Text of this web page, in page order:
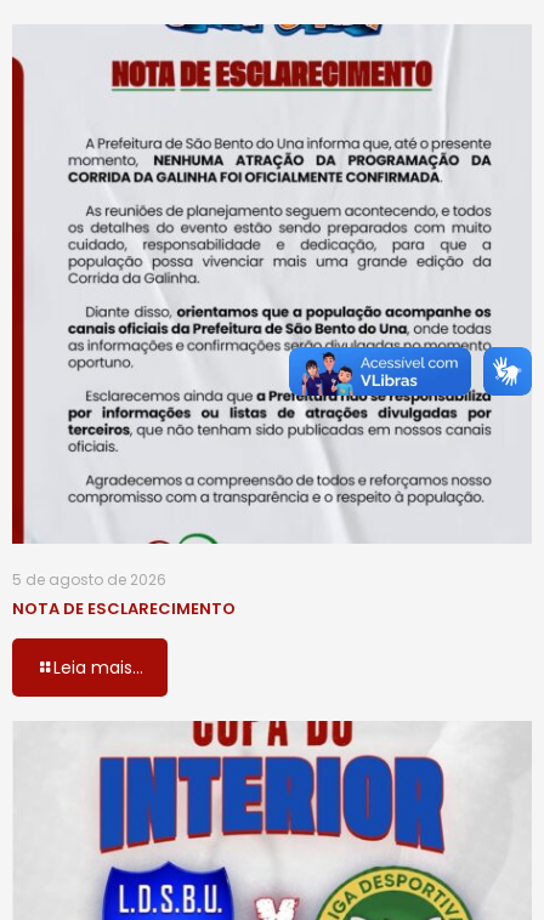
5 de agosto de 2026
NOTA DE ESCLARECIMENTO
Leia mais...